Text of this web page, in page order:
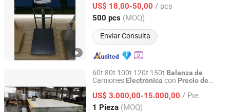
US$ 18,00-50,00 / pcs
500 pcs (MOQ)
Enviar Consulta
Zhejiang, China Desde 2007
60t 80t 100t 120t 150t Balanza de
Camiones Electrónica con Preciode
US$ 3.000,00-15.000,00 / Pieza
1 Pieza (MOQ)
Hangzhou Sunray Industrial Technology Co., Ltd.
Zhejiang, China Desde 2025